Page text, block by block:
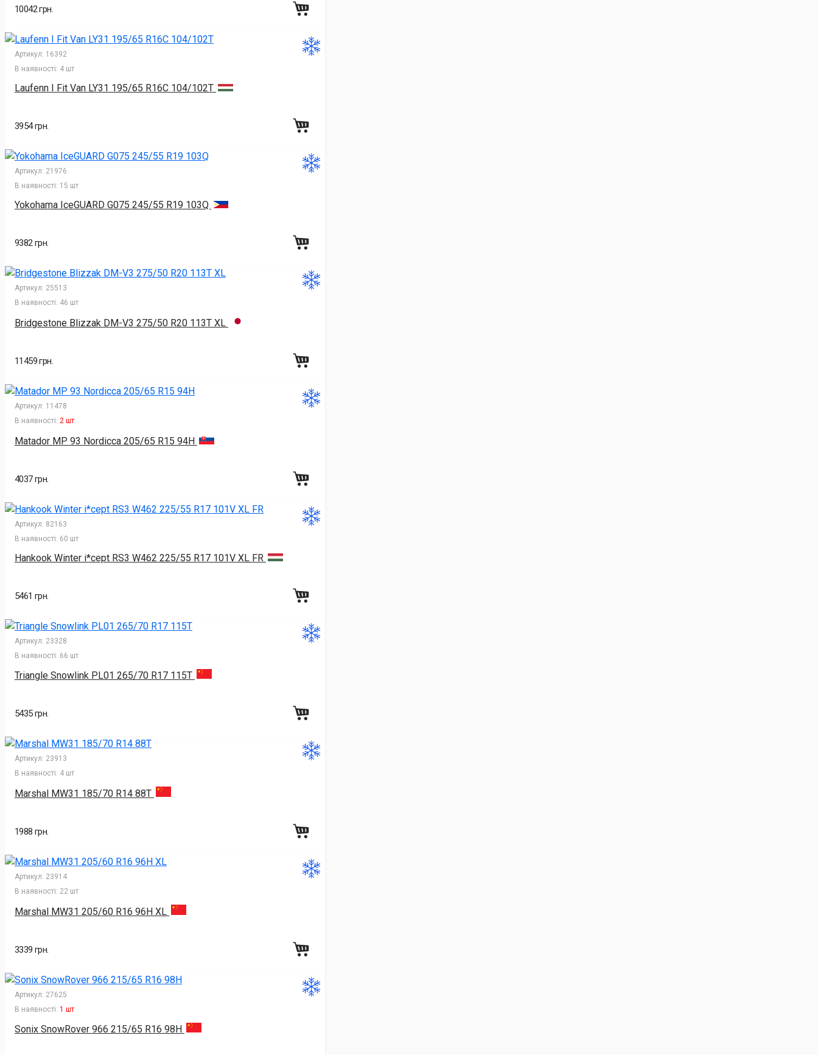
10042 грн.
Артикул: 16392
В наявності: 4 шт
Laufenn I Fit Van LY31 195/65 R16C 104/102T
3954 грн.
Артикул: 21976
В наявності: 15 шт
Yokohama IceGUARD G075 245/55 R19 103Q
9382 грн.
Артикул: 25513
В наявності: 46 шт
Bridgestone Blizzak DM-V3 275/50 R20 113T XL
11459 грн.
Артикул: 11478
В наявності: 2 шт
Matador MP 93 Nordicca 205/65 R15 94H
4037 грн.
Артикул: 82163
В наявності: 60 шт
Hankook Winter i*cept RS3 W462 225/55 R17 101V XL FR
5461 грн.
Артикул: 23328
В наявності: 66 шт
Triangle Snowlink PL01 265/70 R17 115T
5435 грн.
Артикул: 23913
В наявності: 4 шт
Marshal MW31 185/70 R14 88T
1988 грн.
Артикул: 23914
В наявності: 22 шт
Marshal MW31 205/60 R16 96H XL
3339 грн.
Артикул: 27625
В наявності: 1 шт
Sonix SnowRover 966 215/65 R16 98H